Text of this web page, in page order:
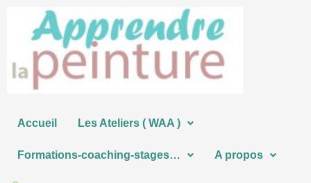
contenu
Accueil Les Ateliers ( WAA )
Formations-coaching-stages… A propos